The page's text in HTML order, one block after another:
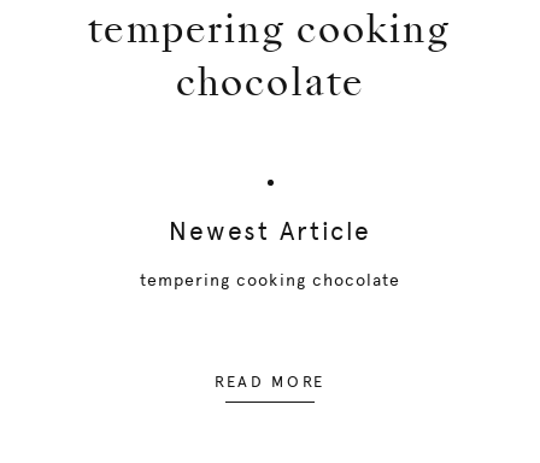
tempering cooking
chocolate
Newest Article
tempering cooking chocolate
READ MORE